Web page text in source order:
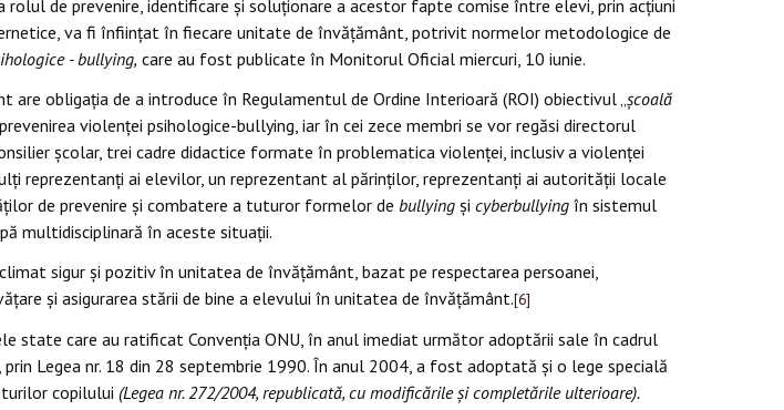
rolul de prevenire, identificare şi soluţionare a acestor fapte comise între elevi, prin acţiuni
va fi înfiinţat în fiecare unitate de învăţământ, potrivit normelor metodologice de
- bullying, care au fost publicate în Monitorul Oficial miercuri, 10 iunie.
are obligația de a introduce în Regulamentul de Ordine Interioară (ROI) obiectivul „școală
violenței psihologice-bullying, iar în cei zece membri se vor regăsi directorul
şcolar, trei cadre didactice formate în problematica violenţei, inclusiv a violenţei
reprezentanţi ai elevilor, un reprezentant al părinţilor, reprezentanţi ai autorităţii locale
de prevenire şi combatere a tuturor formelor de bullying şi cyberbullying în sistemul
multidisciplinară în aceste situaţii.
sigur şi pozitiv în unitatea de învăţământ, bazat pe respectarea persoanei,
şi asigurarea stării de bine a elevului în unitatea de învăţământ.[6]
state care au ratificat Convenția ONU, în anul imediat următor adoptării sale în cadrul
prin Legea nr. 18 din 28 septembrie 1990. În anul 2004, a fost adoptată și o lege specială
copilului (Legea nr. 272/2004, republicată, cu modificările și completările ulterioare).